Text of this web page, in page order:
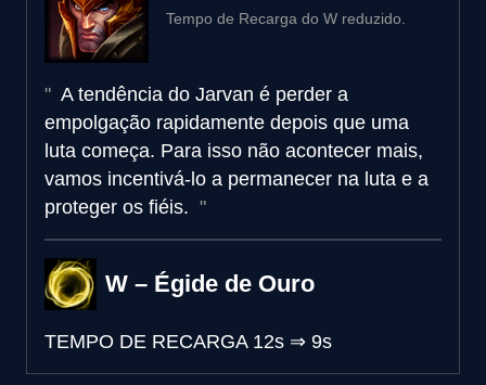
Tempo de Recarga do W reduzido.
A tendência do Jarvan é perder a
empolgação rapidamente depois que uma
luta começa. Para isso não acontecer mais,
vamos incentivá-lo a permanecer na luta e a
proteger os fiéis.
W – Égide de Ouro
TEMPO DE RECARGA 12s ⇒ 9s